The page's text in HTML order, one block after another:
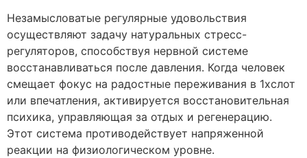
Незамысловатые регулярные удовольствия
осуществляют задачу натуральных стресс-
регуляторов, способствуя нервной системе
восстанавливаться после давления. Когда человек
смещает фокус на радостные переживания в 1хслот
или впечатления, активируется восстановительная
психика, управляющая за отдых и регенерацию.
Этот система противодействует напряженной
реакции на физиологическом уровне.